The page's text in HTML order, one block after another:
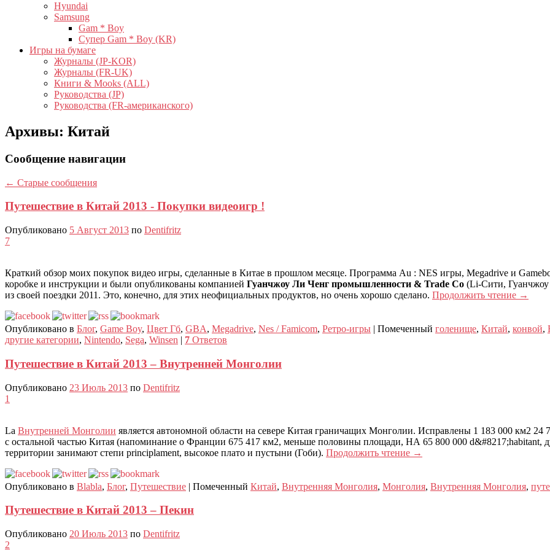
Hyundai
Samsung
Gam * Boy
Супер Gam * Boy (KR)
Игры на бумаге
Журналы (JP-KOR)
Журналы (FR-UK)
Книги & Mooks (ALL)
Руководства (JP)
Руководства (FR-американского)
Архивы: Китай
Сообщение навигации
← Старые сообщения
Путешествие в Китай 2013 - Покупки видеоигр !
Опубликовано 5 Август 2013 по Dentifritz
7
Краткий обзор моих покупок видео игры, сделанные в Китае в прошлом месяце. Программа Au : NES игры, Megadrive и
коробке и инструкции и были опубликованы компанией Гуанчжоу Ли Ченг промышленности & Trade Co (Li-Сити,
из своей поездки 2011. Это, конечно, для этих неофициальных продуктов, но очень хорошо сделано. Продолжить чтение →
Опубликовано в Блог, Game Boy, Цвет Гб, GBA, Megadrive, Nes / Famicom, Ретро-игры | Помеченный голенище, Китай, конвой,
другие категории, Nintendo, Sega, Winsen | 7 Ответов
Путешествие в Китай 2013 – Внутренней Монголии
Опубликовано 23 Июль 2013 по Dentifritz
1
La Внутренней Монголии является автономной области на севере Китая граничащих Монголии. Исправлены 1 183 000 км2 24
с остальной частью Китая (напоминание о Франции 675 417 км2, меньше половины площади, НА 65 800 000 d&#8217;habitant,
территории занимают степи principlament, высокое плато и пустыни (Гоби). Продолжить чтение →
Опубликовано в Blabla, Блог, Путешествие | Помеченный Китай, Внутренняя Монголия, Монголия, Внутренняя Монголия,
Путешествие в Китай 2013 – Пекин
Опубликовано 20 Июль 2013 по Dentifritz
2